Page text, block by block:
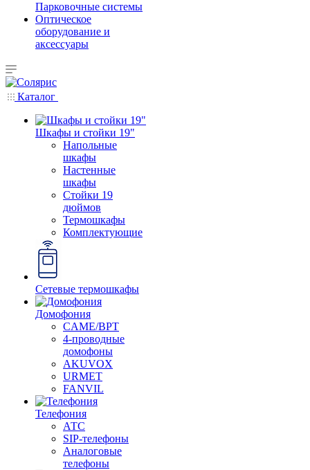
Парковочные системы
Оптическое
оборудование и
аксессуары
Каталог
Шкафы и стойки 19"
Напольные
шкафы
Настенные
шкафы
Стойки 19
дюймов
Термошкафы
Комплектующие
Сетевые термошкафы
Домофония
CAME/BPT
4-проводные
домофоны
AKUVOX
URMET
FANVIL
Телефония
АТС
SIP-телефоны
Аналоговые
телефоны